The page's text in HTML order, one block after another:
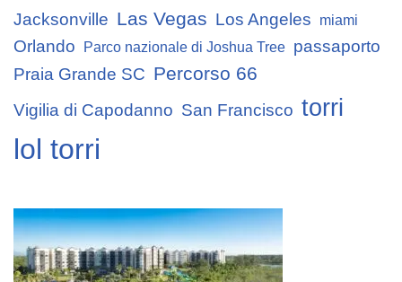
Jacksonville Las Vegas Los Angeles miami
Orlando Parco nazionale di Joshua Tree passaporto
Praia Grande SC Percorso 66
Vigilia di Capodanno San Francisco torri
lol torri